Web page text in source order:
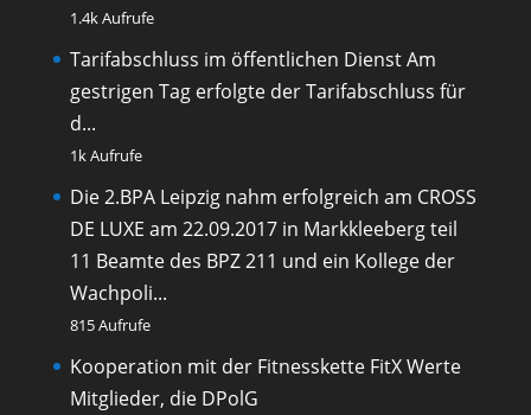
1.4k Aufrufe
Tarifabschluss im öffentlichen DienstAm
gestrigen Tag erfolgte der Tarifabschluss für
d...
1k Aufrufe
Die 2.BPA Leipzig nahm erfolgreich am CROSS
DE LUXE am 22.09.2017 in Markkleeberg teil
11 Beamte des BPZ 211 und ein Kollege der
Wachpoli...
815 Aufrufe
Kooperation mit der Fitnesskette FitXWerte
Mitglieder, die DPolG